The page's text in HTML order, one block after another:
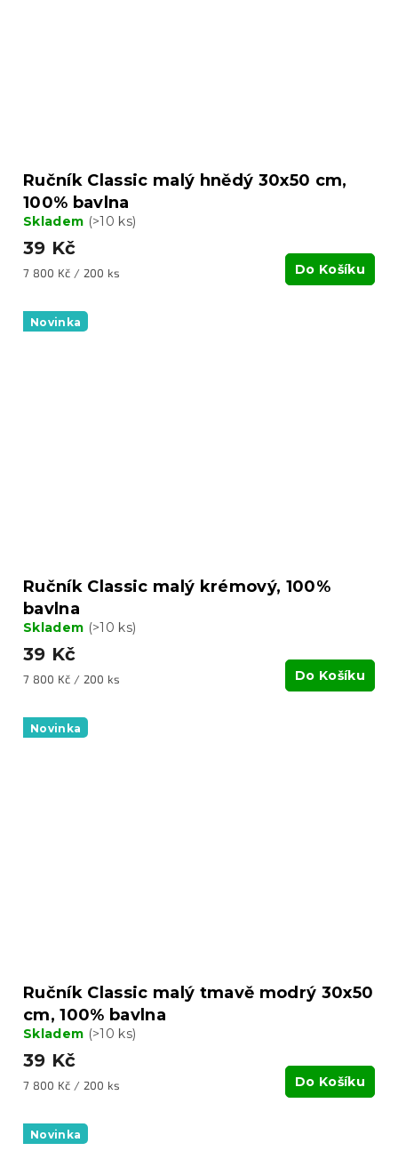
Ručník Classic malý hnědý 30x50 cm,
100% bavlna
Skladem (>10 ks)
39 Kč
Měrná
7 800 Kč / 200 ks Do Košíku
Novinka
Ručník Classic malý krémový, 100%
bavlna
Skladem (>10 ks)
39 Kč
Měrná
7 800 Kč / 200 ks Do Košíku
Novinka
Ručník Classic malý tmavě modrý 30x50
cm, 100% bavlna
Skladem (>10 ks)
39 Kč
Měrná
7 800 Kč / 200 ks Do Košíku
Novinka